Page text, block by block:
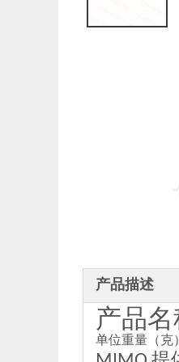
产品描述
产品
单位重量（克